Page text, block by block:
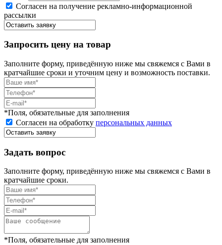
Согласен на получение рекламно-информационной
рассылки
Запросить цену на товар
Заполните форму, приведённую ниже мы свяжемся с Вами в
кратчайшие сроки и уточним цену и возможность поставки.
*Поля, обязательные для заполнения
Согласен на обработку персональных данных
Задать вопрос
Заполните форму, приведённую ниже мы свяжемся с Вами в
кратчайшие сроки.
*Поля, обязательные для заполнения